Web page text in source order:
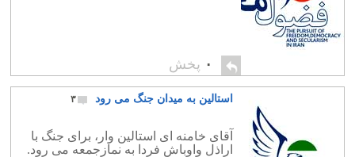
۰ پخش
استالین به میدان جنگ می رود ۳
آقای خامنه ای استالین وار، برای جنگ با
اراذل واوباش فردا به نمازجمعه می رود.